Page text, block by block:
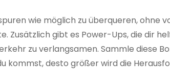
wie möglich zu überqueren, ohne
Zusätzlich gibt es Power-Ups, die dir
zu verlangsamen. Sammle diese
kommst, desto größer wird die